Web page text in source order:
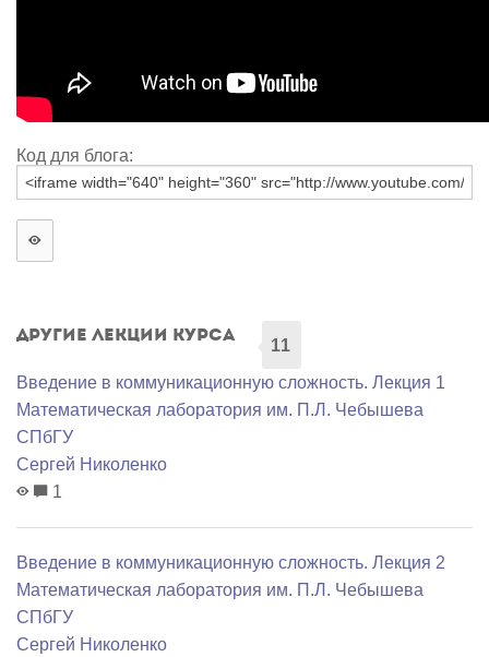
Код для блога:
Другие лекции курса
11
Введение в коммуникационную сложность. Лекция 1
Математичеcкая лаборатория им. П.Л. Чебышева
СПбГУ
Сергей Николенко
1
Введение в коммуникационную сложность. Лекция 2
Математичеcкая лаборатория им. П.Л. Чебышева
СПбГУ
Сергей Николенко